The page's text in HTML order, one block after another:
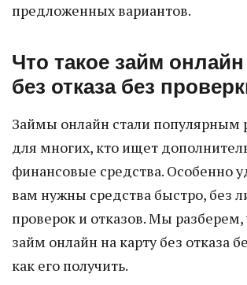
предложенных вариантов.
Что такое займ онлайн
без отказа без
Займы онлайн стали
для многих, кто ищет
финансовые средства. Особенно
вам нужны средства быстро, без
проверок и отказов. Мы разберем,
займ онлайн на карту без отказа
как его получить.